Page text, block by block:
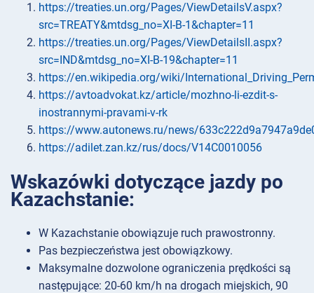
https://treaties.un.org/Pages/ViewDetailsV.aspx?
src=TREATY&mtdsg_no=XI-B-1&chapter=11
https://treaties.un.org/Pages/ViewDetailsII.aspx?
src=IND&mtdsg_no=XI-B-19&chapter=11
https://en.wikipedia.org/wiki/
https://avtoadvokat.kz/article/mozhno-li-ezdit-s-
inostrannymi-pravami-v-rk
https://www.autonews.ru/news/
https://adilet.zan.kz/rus/docs/V14C0010056
Wskazówki dotyczące jazdy po
Kazachstanie:
W Kazachstanie obowiązuje ruch prawostronny.
Pas bezpieczeństwa jest obowiązkowy.
Maksymalne dozwolone ograniczenia prędkości są
następujące: 20-60 km/h na drogach miejskich, 90